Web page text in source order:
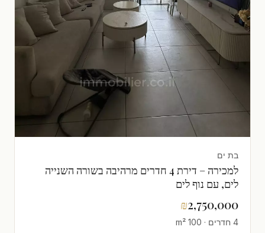
בת ים
למכירה – דירת 4 חדרים מרהיבה בשורה השנייה
לים, עם נוף לים
₪2,750,000
4 חדרים · 100 m²